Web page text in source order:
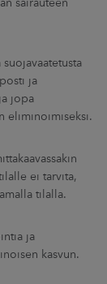
ja
jopa
eliminoimiseksi.
ei tarvita,
tilalla.
ja
kasvun.